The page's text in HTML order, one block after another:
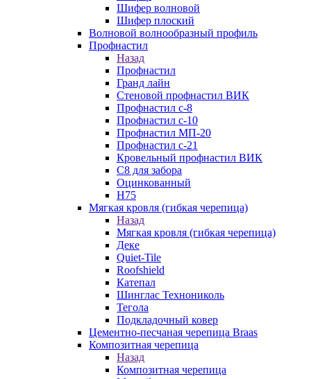
Шифер волновой
Шифер плоский
Волновой волнообразный профиль
Профнастил
Назад
Профнастил
Гранд лайн
Стеновой профнастил ВИК
Профнастил с-8
Профнастил с-10
Профнастил МП-20
Профнастил с-21
Кровельный профнастил ВИК
С8 для забора
Оцинкованный
Н75
Мягкая кровля (гибкая черепица)
Назад
Мягкая кровля (гибкая черепица)
Деке
Quiet-Tile
Roofshield
Катепал
Шинглас Технониколь
Тегола
Подкладочный ковер
Цементно-песчаная черепица Braas
Композитная черепица
Назад
Композитная черепица